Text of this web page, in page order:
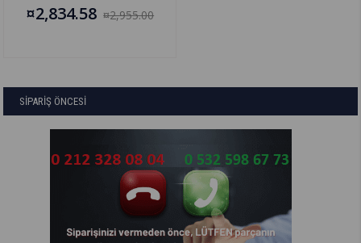
¤2,834.58 ¤2,955.00
SİPARİŞ ÖNCESİ